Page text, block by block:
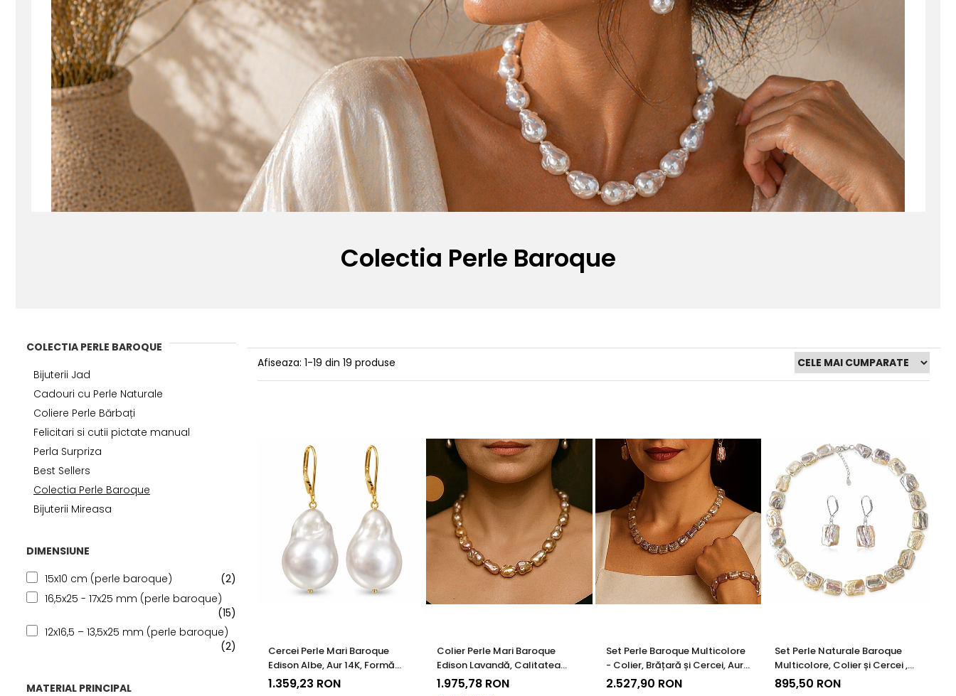
Seturi Perle cu Argint
Brățări cu Perle
Pandantive cu Perle
Brose cu Perle
Colectia Perle Baroque
COLECTIA PERLE BAROQUE
Bijuterii Jad
Cadouri cu Perle Naturale
Coliere Perle Bărbați
Felicitari si cutii pictate manual
Perla Surpriza
Best Sellers
Colectia Perle Baroque
Bijuterii Mireasa
DIMENSIUNE
15x10 cm (perle baroque)
(2)
16,5x25 - 17x25 mm (perle baroque)
(15)
12x16,5 – 13,5x25 mm (perle baroque)
(2)
MATERIAL PRINCIPAL
Afiseaza: 1-19 din 19 produse
Cercei Perle Mari Baroque
Edison Albe, Aur 14K, Formă
Organică | KASKADDA®
1.359,23 RON
Colier Perle Mari Baroque
Edison Lavandă, Calitatea
AAA, Aur 14K | KASKADDA®
1.975,78 RON
Set Perle Baroque Multicolore
- Colier, Brățară și Cercei, Aur
Galben 14K | KASKADDA®
2.527,90 RON
Set Perle Naturale Baroque
Multicolore, Colier și Cercei ,
Argint 925 | KASKADDA®
895,50 RON